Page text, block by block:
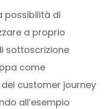
possibilità di
a proprio
sottoscrizione
come
customer journey
all’esempio